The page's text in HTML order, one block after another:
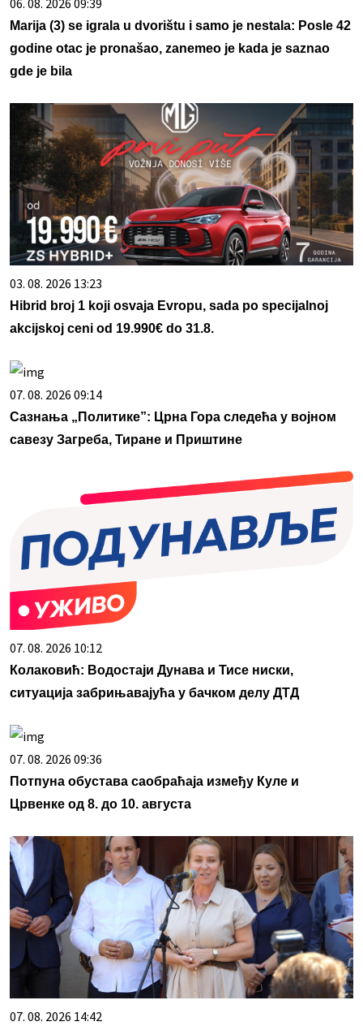
06. 08. 2026 09:39
Marija (3) se igrala u dvorištu i samo je nestala: Posle 42
godine otac je pronašao, zanemeo je kada je saznao
gde je bila
03. 08. 2026 13:23
Hibrid broj 1 koji osvaja Evropu, sada po specijalnoj
akcijskoj ceni od 19.990€ do 31.8.
07. 08. 2026 09:14
Сазнања „Политике”: Црна Гора следећа у војном
савезу Загреба, Тиране и Приштине
07. 08. 2026 10:12
Колаковић: Водостаји Дунава и Тисе ниски,
ситуација забрињавајућа у бачком делу ДТД
07. 08. 2026 09:36
Потпуна обустава саобраћаја између Куле и
Црвенке од 8. до 10. августа
07. 08. 2026 14:42